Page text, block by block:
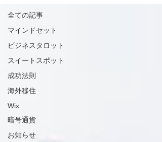
全ての記事
マインドセット
ビジネスタロット
スイートスポット
成功法則
海外移住
Wix
暗号通貨
お知らせ